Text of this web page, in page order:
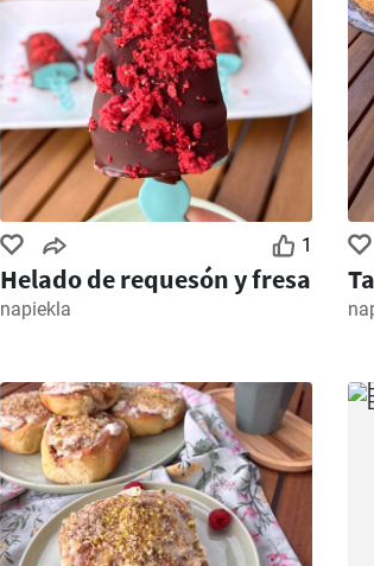
1
Helado de requesón y fresa
napiekla